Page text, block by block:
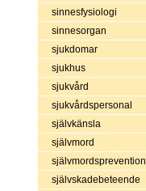
sinnesfysiologi
sinnesorgan
sjukdomar
sjukhus
sjukvård
sjukvårdspersonal
självkänsla
självmord
självmordsprevention
självskadebeteende